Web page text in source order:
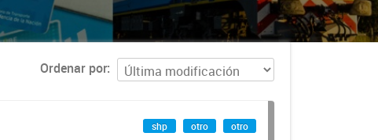
Ordenar por
shp otro otro